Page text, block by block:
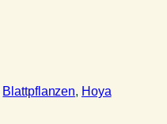
Blattpflanzen, Hoya